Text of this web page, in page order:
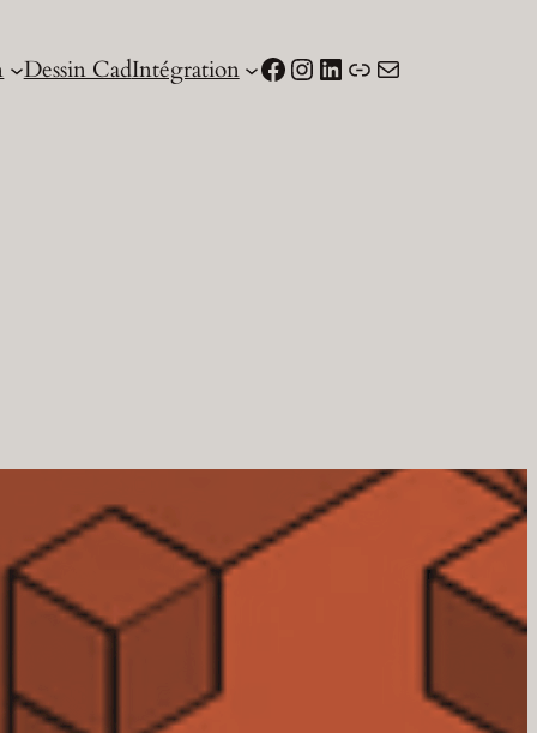
Dessin CadIntégration Facebook
Instagram
LinkedIn
LienCourriel